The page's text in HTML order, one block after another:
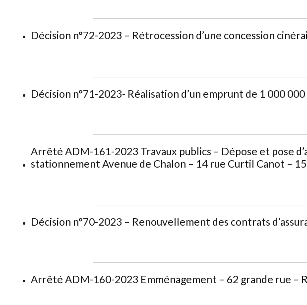
Décision n°72-2023 – Rétrocession d’une concession
Décision n°71-2023- Réalisation d’un emprunt de 1 000
Arrêté ADM-161-2023 Travaux publics – Dépose et pose
stationnement Avenue de Chalon – 14 rue Curtil Canot –
Décision n°70-2023 – Renouvellement des contrats
Arrêté ADM-160-2023 Emménagement – 62 grande rue